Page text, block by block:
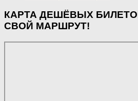
КАРТА ДЕШЁВЫХ
СВОЙ МАРШРУТ!